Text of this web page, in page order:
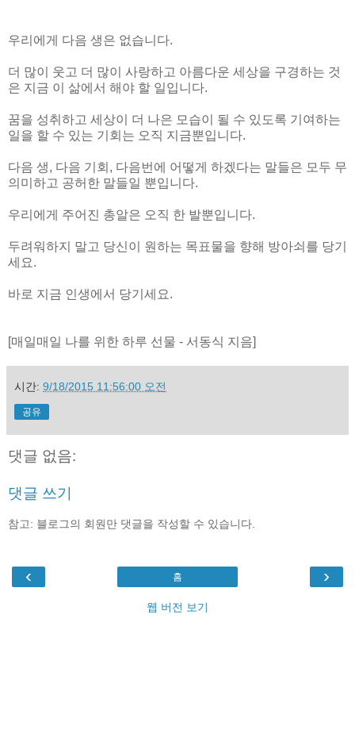
우리에게 다음 생은 없습니다.
더 많이 웃고 더 많이 사랑하고 아름다운 세상을 구경하는 것
은 지금 이 삶에서 해야 할 일입니다.
꿈을 성취하고 세상이 더 나은 모습이 될 수 있도록 기여하는
일을 할 수 있는 기회는 오직 지금뿐입니다.
다음 생, 다음 기회, 다음번에 어떻게 하겠다는 말들은 모두 무
의미하고 공허한 말들일 뿐입니다.
우리에게 주어진 총알은 오직 한 발뿐입니다.
두려워하지 말고 당신이 원하는 목표물을 향해 방아쇠를 당기
세요.
바로 지금 인생에서 당기세요.
[매일매일 나를 위한 하루 선물 - 서동식 지음]
시간: 9/18/2015 11:56:00 오전
공유
댓글 없음:
댓글 쓰기
참고: 블로그의 회원만 댓글을 작성할 수 있습니다.
‹ ›
홈
웹 버전 보기